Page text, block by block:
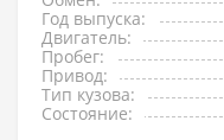
Год выпуска:
Двигатель:
Пробег:
Привод:
Тип кузова:
Состояние: